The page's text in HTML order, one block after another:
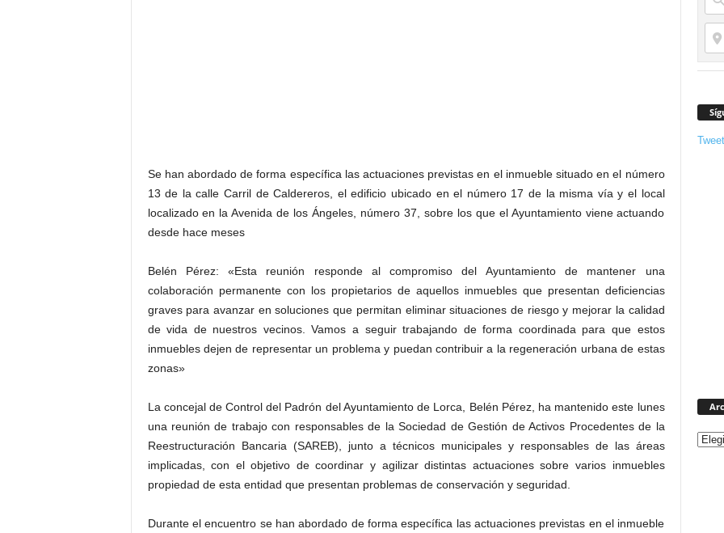
Se han abordado de forma específica las actuaciones previstas en el inmueble situado en el número
13 de la calle Carril de Caldereros, el edificio ubicado en el número 17 de la misma vía y el local
localizado en la Avenida de los Ángeles, número 37, sobre los que el Ayuntamiento viene actuando
desde hace meses
Belén Pérez: «Esta reunión responde al compromiso del Ayuntamiento de mantener una
colaboración permanente con los propietarios de aquellos inmuebles que presentan deficiencias
graves para avanzar en soluciones que permitan eliminar situaciones de riesgo y mejorar la calidad
de vida de nuestros vecinos. Vamos a seguir trabajando de forma coordinada para que estos
inmuebles dejen de representar un problema y puedan contribuir a la regeneración urbana de estas
zonas»
La concejal de Control del Padrón del Ayuntamiento de Lorca, Belén Pérez, ha mantenido este lunes
una reunión de trabajo con responsables de la Sociedad de Gestión de Activos Procedentes de la
Reestructuración Bancaria (SAREB), junto a técnicos municipales y responsables de las áreas
implicadas, con el objetivo de coordinar y agilizar distintas actuaciones sobre varios inmuebles
propiedad de esta entidad que presentan problemas de conservación y seguridad.
Durante el encuentro se han abordado de forma específica las actuaciones previstas en el inmueble